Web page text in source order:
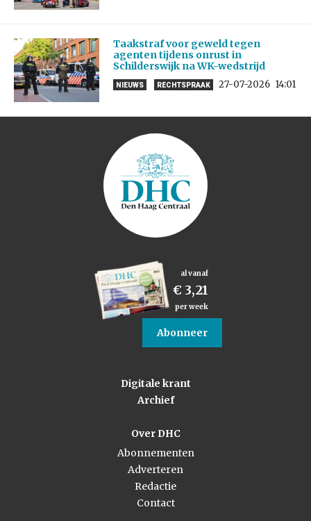
Taakstraf voor geweld tegen
agenten tijdens onrust in
Schilderswijk na WK-wedstrijd
NIEUWS RECHTSPRAAK 27-07-2026 14:01
al vanaf
€ 3,21
per week
Abonneer
Digitale krant
Archief
Over DHC
Abonnementen
Adverteren
Redactie
Contact